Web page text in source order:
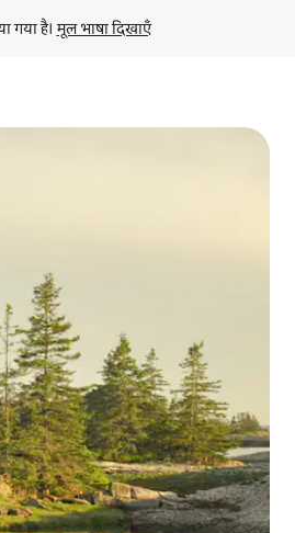
गया है। मूल भाषा दिखाएँ
करके एक्सप्लोर करें।